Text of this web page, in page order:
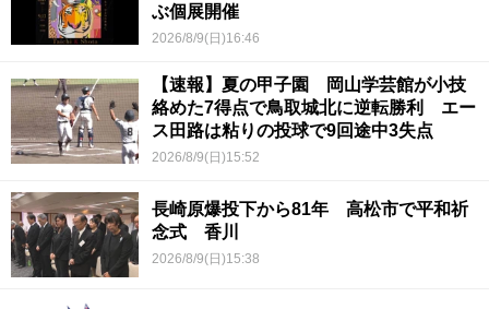
ぶ個展開催
2026/8/9(日)16:46
【速報】夏の甲子園 岡山学芸館が小技
絡めた7得点で鳥取城北に逆転勝利 エー
ス田路は粘りの投球で9回途中3失点
2026/8/9(日)15:52
長崎原爆投下から81年 高松市で平和祈
念式 香川
2026/8/9(日)15:38